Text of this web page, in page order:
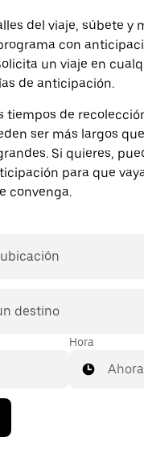
del viaje, súbete y
con
un viaje en
de anticipación.
tiempos de
ser más largos
Si quieres,
para que
convenga.
destino
Hora
Ahora